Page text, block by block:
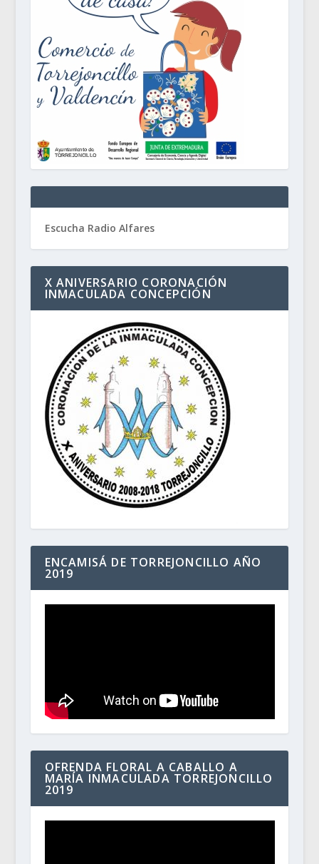
Escucha Radio Alfares
X ANIVERSARIO CORONACIÓN
INMACULADA CONCEPCIÓN
ENCAMISÁ DE TORREJONCILLO AÑO
2019
OFRENDA FLORAL A CABALLO A
MARÍA INMACULADA TORREJONCILLO
2019